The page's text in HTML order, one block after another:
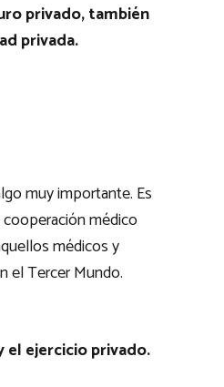
privado, también
privada.
muy importante. Es
médico
médicos y
el Tercer Mundo.
el ejercicio privado.